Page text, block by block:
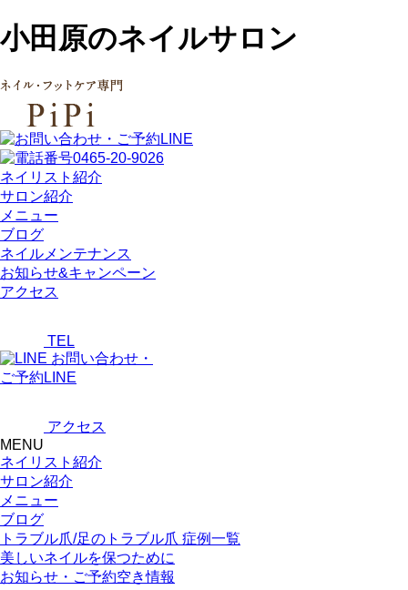
小田原のネイルサロン
ネイリスト紹介
サロン紹介
メニュー
ブログ
ネイルメンテナンス
お知らせ&キャンペーン
アクセス
TEL
お問い合わせ・
ご予約LINE
アクセス
MENU
ネイリスト紹介
サロン紹介
メニュー
ブログ
トラブル爪/足のトラブル爪 症例一覧
美しいネイルを保つために
お知らせ・ご予約空き情報